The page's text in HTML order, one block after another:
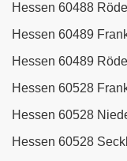
Hessen 60488
Hessen 60489
Hessen 60489
Hessen 60528
Hessen 60528
Hessen 60528